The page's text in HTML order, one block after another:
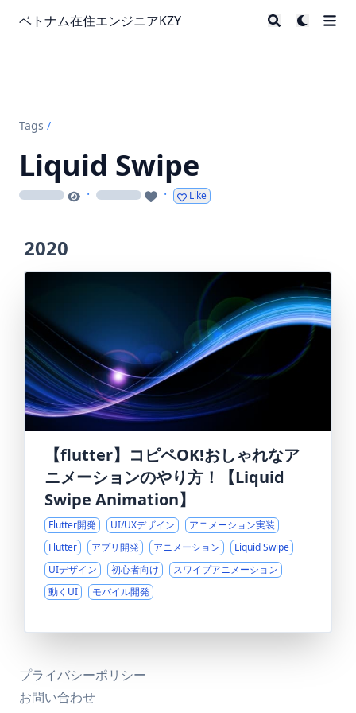
ベトナム在住エンジニアKZY
Tags /
Liquid Swipe
loading · loading · Like
2020
【flutter】コピペOK!おしゃれなア
ニメーションのやり方！【Liquid
Swipe Animation】
Flutter開発 UI/UXデザイン
アニメーション実装
Flutter
アプリ開発 アニメーション
Liquid Swipe
UIデザイン
初心者向け
スワイプアニメーション
動くUI
モバイル開発
プライバシーポリシー
お問い合わせ